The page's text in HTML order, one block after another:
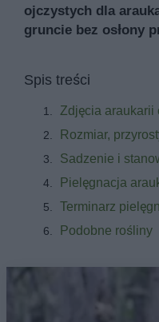
ojczystych dla
gruncie bez osłony
Spis treści
Zdjęcia araukarii
Rozmiar,
Sadzenie i
Pielęgnacja
Terminarz
Podobne rośliny